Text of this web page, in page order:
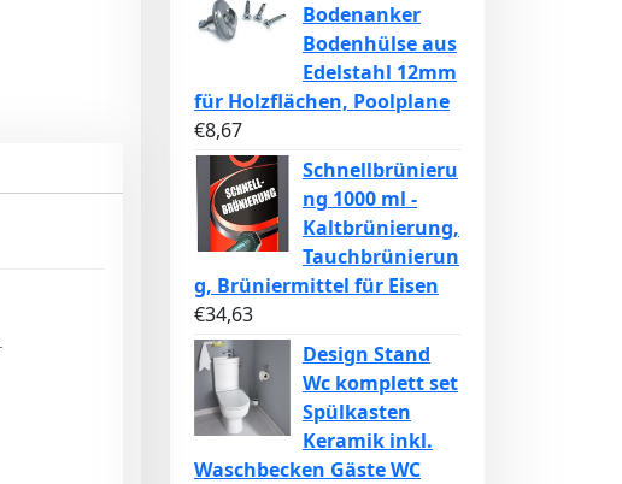
Bodenanker
Bodenhülse aus
Edelstahl 12mm
für Holzflächen, Poolplane
€8,67
Schnellbrünieru
ng 1000 ml -
Kaltbrünierung,
Tauchbrünierun
g, Brüniermittel für Eisen
€34,63
Design Stand
Wc komplett set
Spülkasten
Keramik inkl.
Waschbecken Gäste WC